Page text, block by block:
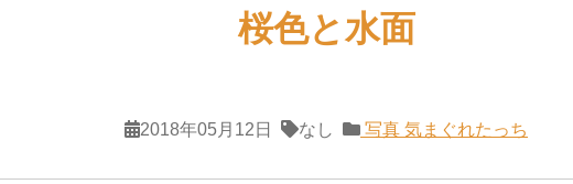
桜色と水面
2018年05月12日 なし 写真 気まぐれたっち